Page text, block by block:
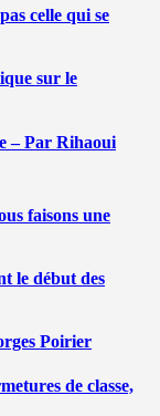
celle qui se
sur le
– Par Rihaoui
faisons une
le début des
Poirier
de classe,